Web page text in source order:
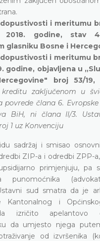
i meritumu
2018. godine, stav
glasniku Bosne i
i meritumu
godine, objavljena u
broj 53/19,
zaključenom u
povrede člana 6.
BiH, ni člana II/3.
1 uz Konvenciju
sadržaj i smisao
ZIP-a i odredbi ZPP-
primjenjuju, pa
punomoćnika
sud smatra da je
Kantonalnog i
izričito apelantovo
da umjesto njega
od izvršenika